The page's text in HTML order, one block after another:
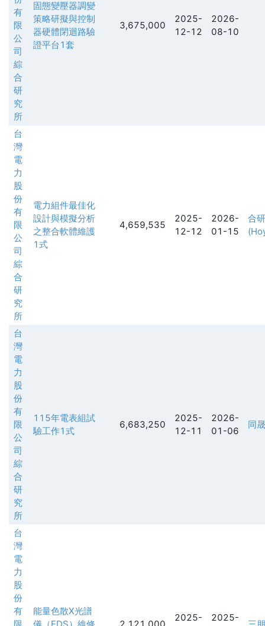
有
限
公
司
綜
合
研
究
所
固態變壓器調變
策略研擬與控制
器硬體閉迴路驗
證平台1套
3,675,000
2025-
12-12
2026-
08-10
台
灣
電
力
股
份
有
限
公
司
綜
合
研
究
所
電力組件最佳化
設計與模擬分析
之整合軟體維護
1式
4,659,535
2025-
12-12
2026-
01-15
合
台
灣
電
力
股
份
有
限
公
司
綜
合
研
究
所
115年電表組試
驗工作1式
6,683,250
2025-
12-11
2026-
01-06
同
台
灣
電
力
股
份
有
能量色散X光譜
2025-
2025-